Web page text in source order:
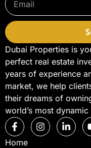
Dubai Properties is
perfect real estate
years of experience
market, we help
their dreams of
world’s most dynamic
Home